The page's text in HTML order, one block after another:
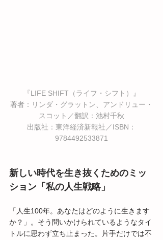
『LIFE SHIFT（ライフ・シフト）』
著者：リンダ・グラットン、アンドリュー・
スコット／翻訳：池村千秋
出版社：東洋経済新報社／ISBN：
9784492533871
新しい時代を生き抜くためのミッ
ション「私の人生戦略」
「人生100年。あなたはどのように生きます
か？」。そう問いかけられているようなタイ
トルに思わず立ち止まった。片手だけでは不